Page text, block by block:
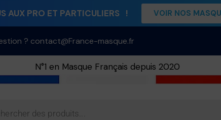
AUX PRO ET PARTICULIERS ! VOIR NOS
? contact@France-masque.fr
N°1 en Masque Français depuis 2020